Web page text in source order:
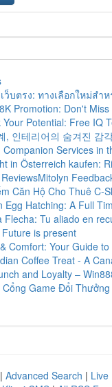
ว็บตรง: ทางเลือกใหม่สำ
Promotion: Don't Miss
Your Potential: Free IQ
, 인테리어의 숨겨진 감
Companion Services in
in Österreich kaufen:
Căn Hộ Cho Thuê C-
Egg Hatching: A Full
Flecha: Tu aliado en
is present
Comfort: Your Guide
Coffee Treat - A
and Loyalty –
Cổng Game Đổi
Advanced Search | Live